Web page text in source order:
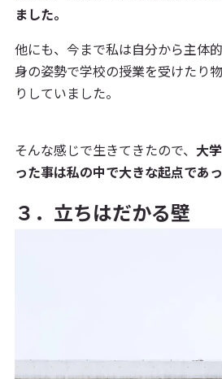
ました。
他にも、今まで私は自分から主体
身の姿勢で学校の授業を受けたり
りしていました。
そんな感じで生きてきたので、 大
った事は私の中で大きな起点であ
３．立ちはだかる壁